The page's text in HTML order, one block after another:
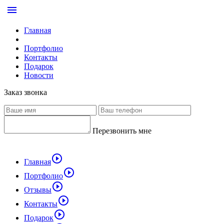
menu
Главная
Портфолио
Контакты
Подарок
Новости
Заказ звонка
Перезвонить мне
Главнаяplay_circle_outline
Портфолиоplay_circle_outline
Отзывыplay_circle_outline
Контактыplay_circle_outline
Подарокplay_circle_outline